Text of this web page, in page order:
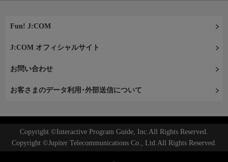
Fun! J:COM
J:COM オフィシャルサイト
お問い合わせ
お客さまのデータ利用･外部送信について
Copyright ©Interactive Program Guide, Inc.All Rights Reserved.
Copyright ©Jupiter Telecommunications Co., Ltd.All Rights Reserved.